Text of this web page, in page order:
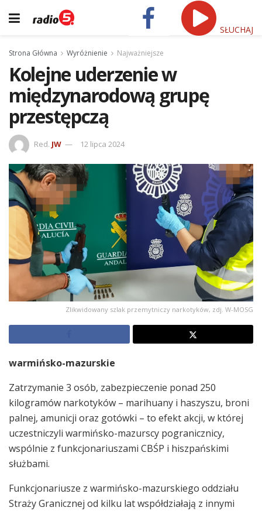
SŁUCHAJ
Strona Główna Wyróżnienie Najważniejsze
Kolejne uderzenie w
międzynarodową grupę
przestępczą
Red. JW 12 lipca 2024
Zlikwidowany szlak przemytniczy narkotyków, zdj. W-MOSG
warmińsko-mazurskie
Zatrzymanie 3 osób, zabezpieczenie ponad 250
kilogramów narkotyków – marihuany i haszyszu, broni
palnej, amunicji oraz gotówki – to efekt akcji, w której
uczestniczyli warmińsko-mazurscy pogranicznicy,
wspólnie z funkcjonariuszami CBŚP i hiszpańskimi
służbami.
Funkcjonariusze z warmińsko-mazurskiego oddziału
Straży Granicznej od kilku lat współdziałają z innymi